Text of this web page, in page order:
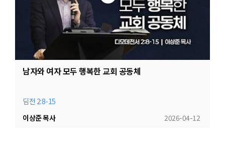
남자와 여자 모두 행복한 교회 공동체
딤전 2:8-15
2026-04-12
이상준 목사